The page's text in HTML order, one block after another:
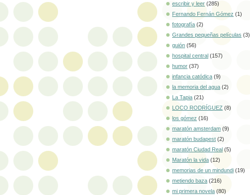
escribir y leer (285)
Fernando Fernán Gómez (1)
fotografía (2)
Grandes pequeñas películas (3)
guión (56)
hospital central (157)
humor (37)
infancia catódica (9)
la memoria del agua (2)
La Tapia (21)
LOCO RODRÍGUEZ (8)
los gómez (16)
maratón amsterdam (9)
maratón budapest (2)
maratón Ciudad Real (5)
Maratón la vida (12)
memorias de un mindundi (19)
metiendo baza (216)
mi primera novela (80)